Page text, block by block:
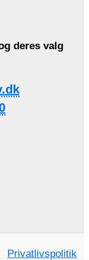
deres valg
Privatlivspolitik